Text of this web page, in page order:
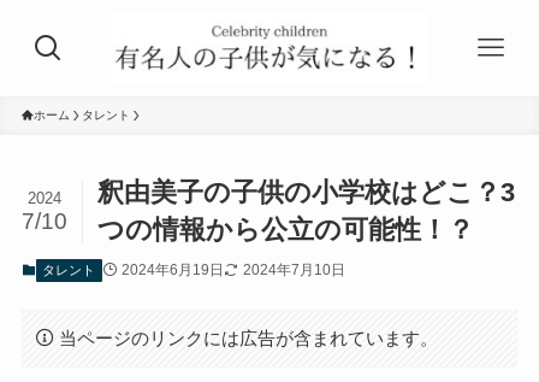
ホーム タレント
釈由美子の子供の小学校はどこ？3
つの情報から公立の可能性！？
2024
7/10
タレント 2024年6月19日 2024年7月10日
当ページのリンクには広告が含まれています。